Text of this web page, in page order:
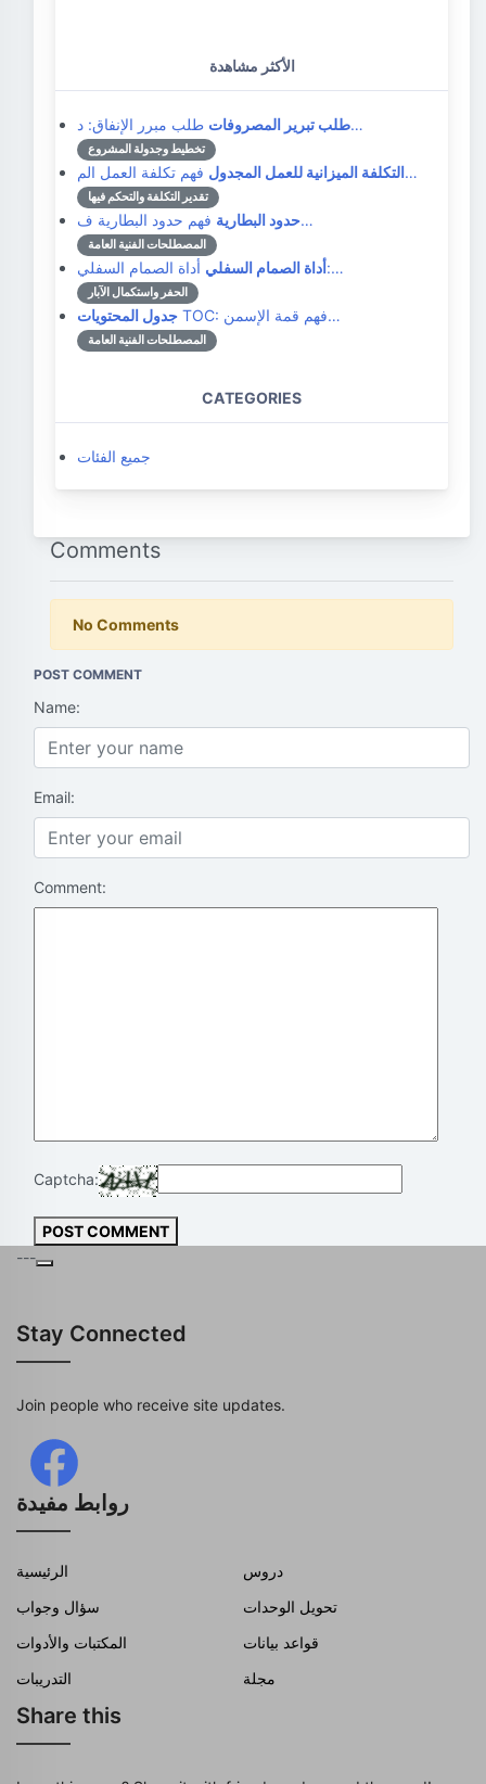
الأكثر مشاهدة
طلب تبرير المصروفاتطلب مبرر الإنفاق: د…
تخطيط وجدولة المشروع
التكلفة الميزانية للعمل المجدولفهم تكلفة العمل الم…
تقدير التكلفة والتحكم فيها
حدود البطاريةفهم حدود البطارية ف…
المصطلحات الفنية العامة
أداة الصمام السفليأداة الصمام السفلي:…
الحفر واستكمال الآبار
جدول المحتويات TOC: فهم قمة الإسمن…
المصطلحات الفنية العامة
CATEGORIES
جميع الفئات
Comments
No Comments
POST COMMENT
Name:
Email:
Comment:
Captcha:
POST COMMENT
---
Stay Connected
Join people who receive site updates.
روابط مفيدة
الرئيسية
دروس
سؤال وجواب
تحويل الوحدات
المكتبات والأدوات
قواعد بيانات
التدريبات
مجلة
Share this